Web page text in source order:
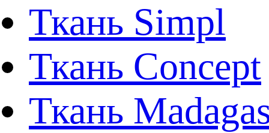
Ткань Simpl
Ткань Concept
Ткань